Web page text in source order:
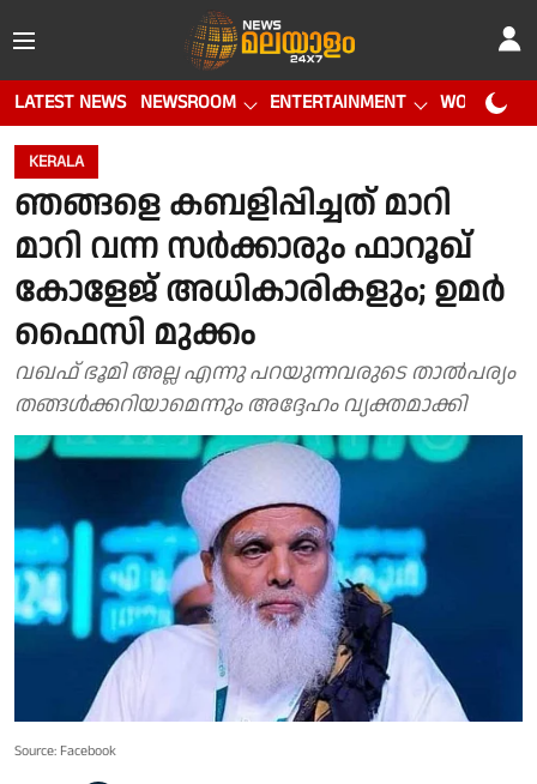
LATEST NEWS NEWSROOM ENTERTAINMENT WORLD CUP
KERALA
ഞങ്ങളെ കബളിപ്പിച്ചത് മാറി
മാറി വന്ന സർക്കാരും ഫാറൂഖ്
കോളേജ് അധികാരികളും; ഉമർ
ഫൈസി മുക്കം
വഖഫ് ഭൂമി അല്ല എന്നു പറയുന്നവരുടെ താൽപര്യം
തങ്ങൾക്കറിയാമെന്നും അദ്ദേഹം വ്യക്തമാക്കി
Source: Facebook